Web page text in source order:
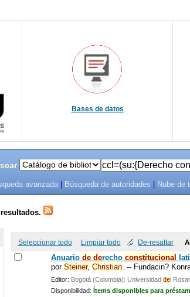
Bases de datos
avanzada Búsqueda de autoridades Nube de
Seleccionar todo Limpiar todo De-resaltar
Anuario de derecho constitucional
por Steiner, Christian. -- Fundacin?
Editor: Bogotá (Colombia): Universidad del
Disponibilidad: Ítems disponibles para